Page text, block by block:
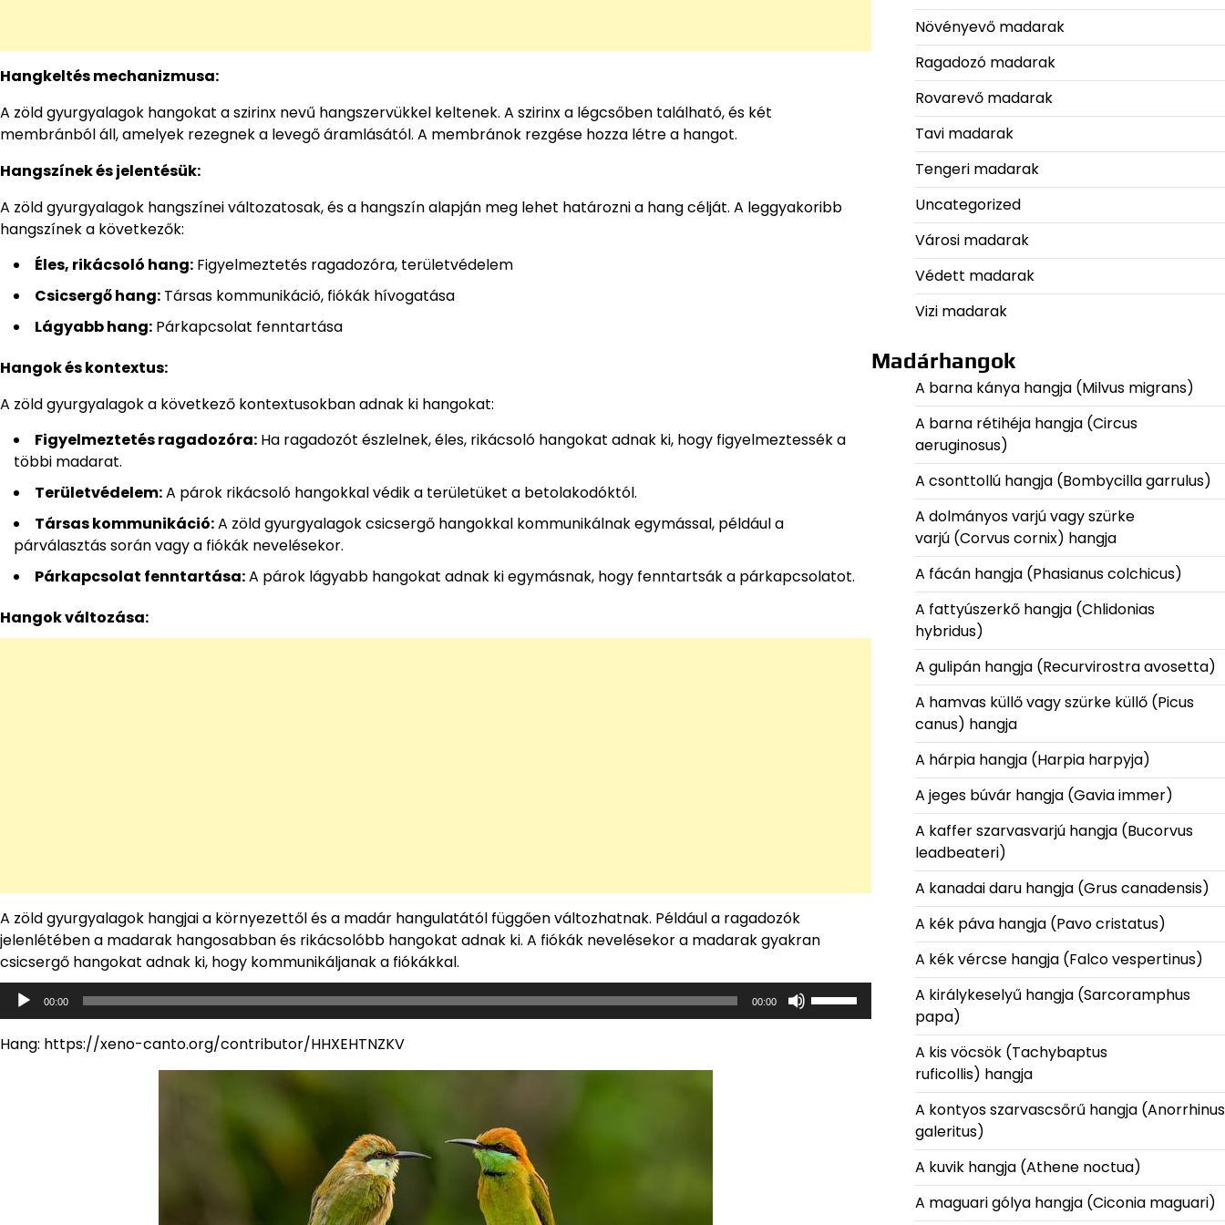
Hangkeltés mechanizmusa:
A zöld gyurgyalagok hangokat a szirinx nevű hangszervükkel keltenek. A szirinx a légcsőben található, és két
membránból áll, amelyek rezegnek a levegő áramlásától. A membránok rezgése hozza létre a hangot.
Hangszínek és jelentésük:
A zöld gyurgyalagok hangszínei változatosak, és a hangszín alapján meg lehet határozni a hang célját. A leggyakoribb
hangszínek a következők:
Éles, rikácsoló hang: Figyelmeztetés ragadozóra, területvédelem
Csicsergő hang: Társas kommunikáció, fiókák hívogatása
Lágyabb hang: Párkapcsolat fenntartása
Hangok és kontextus:
A zöld gyurgyalagok a következő kontextusokban adnak ki hangokat:
Figyelmeztetés ragadozóra: Ha ragadozót észlelnek, éles, rikácsoló hangokat adnak ki, hogy figyelmeztessék a
többi madarat.
Területvédelem:A párok rikácsoló hangokkal védik a területüket a betolakodóktól.
Társas kommunikáció:A zöld gyurgyalagok csicsergő hangokkal kommunikálnak egymással, például a
párválasztás során vagy a fiókák nevelésekor.
Párkapcsolat fenntartása:A párok lágyabb hangokat adnak ki egymásnak, hogy fenntartsák a párkapcsolatot.
Hangok változása:
A zöld gyurgyalagok hangjai a környezettől és a madár hangulatától függően változhatnak. Például a ragadozók
jelenlétében a madarak hangosabban és rikácsolóbb hangokat adnak ki. A fiókák nevelésekor a madarak gyakran
csicsergő hangokat adnak ki, hogy kommunikáljanak a fiókákkal.
Audió
lejátszó
00:00 00:00
Hang: https://xeno-canto.org/contributor/HHXEHTNZKV
Növényevő madarak
Ragadozó madarak
Rovarevő madarak
Tavi madarak
Tengeri madarak
Uncategorized
Városi madarak
Védett madarak
Vizi madarak
Madárhangok
A barna kánya hangja (Milvus migrans)
A barna rétihéja hangja (Circus
aeruginosus)
A csonttollú hangja (Bombycilla garrulus)
A dolmányos varjú vagy szürke
varjú (Corvus cornix) hangja
A fácán hangja (Phasianus colchicus)
A fattyúszerkő hangja (Chlidonias
hybridus)
A gulipán hangja (Recurvirostra avosetta)
A hamvas küllő vagy szürke küllő (Picus
canus) hangja
A hárpia hangja (Harpia harpyja)
A jeges búvár hangja (Gavia immer)
A kaffer szarvasvarjú hangja (Bucorvus
leadbeateri)
A kanadai daru hangja (Grus canadensis)
A kék páva hangja (Pavo cristatus)
A kék vércse hangja (Falco vespertinus)
A királykeselyű hangja (Sarcoramphus
papa)
A kis vöcsök (Tachybaptus
ruficollis) hangja
A kontyos szarvascsőrű hangja (Anorrhinus
galeritus)
A kuvik hangja (Athene noctua)
A maguari gólya hangja (Ciconia maguari)